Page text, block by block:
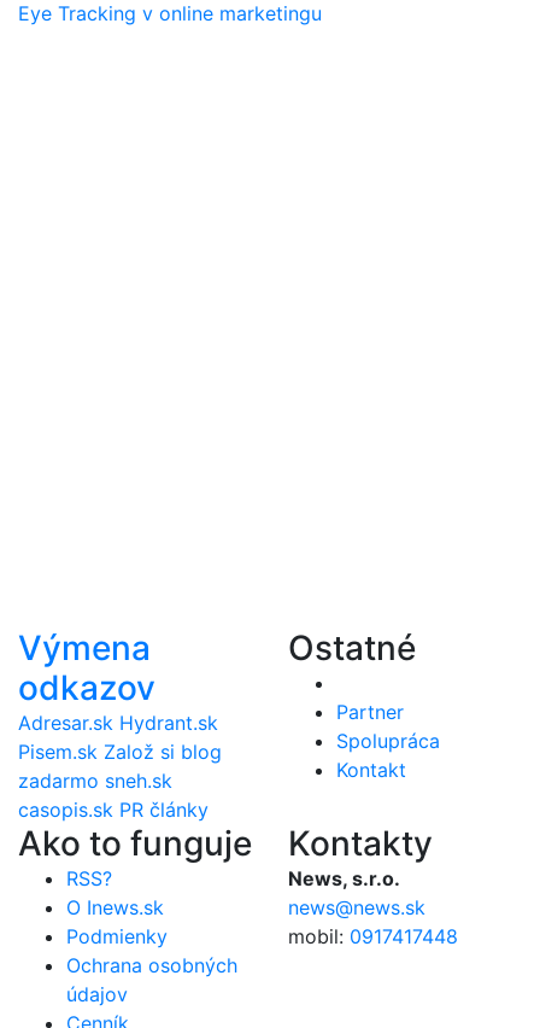
Eye Tracking v online marketingu
Výmena
odkazov
Adresar.sk Hydrant.sk
Pisem.sk Založ si blog
zadarmo sneh.sk
casopis.sk PR články
Ostatné
Partner
Spolupráca
Kontakt
Ako to funguje
RSS?
O Inews.sk
Podmienky
Ochrana osobných
údajov
Kontakty
News, s.r.o.
news@news.sk
mobil: 0917417448